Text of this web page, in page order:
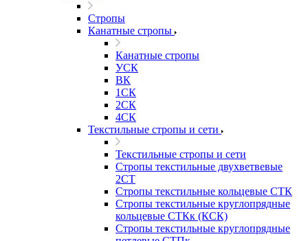
Стропы
Канатные стропы
Канатные стропы
УСК
ВК
1СК
2СК
4СК
Текстильные стропы и сети
Текстильные стропы и сети
Стропы текстильные двухветвевые
2СТ
Стропы текстильные кольцевые СТК
Стропы текстильные круглопрядные
кольцевые СТКк (КСК)
Стропы текстильные круглопрядные